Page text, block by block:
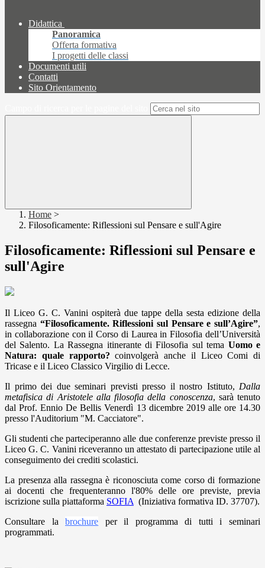
Didattica
Panoramica
Offerta formativa
I progetti delle classi
Documenti utili
Contatti
Sito Orientamento
Home >
Filosoficamente: Riflessioni sul Pensare e sull'Agire
Filosoficamente: Riflessioni sul Pensare e
sull'Agire
Il Liceo G. C. Vanini ospiterà due tappe della sesta edizione della
rassegna “Filosoficamente. Riflessioni sul Pensare e sull’Agire”,
in collaborazione con il Corso di Laurea in Filosofia dell’Università
del Salento. La Rassegna itinerante di Filosofia sul tema Uomo e
Natura: quale rapporto? coinvolgerà anche il Liceo Comi di
Tricase e il Liceo Classico Virgilio di Lecce.
Il primo dei due seminari previsti presso il nostro Istituto, Dalla
metafisica di Aristotele alla filosofia della conoscenza, sarà tenuto
dal Prof. Ennio De Bellis Venerdì 13 dicembre 2019 alle ore 14.30
presso l'Auditorium "M. Cacciatore".
Gli studenti che parteciperanno alle due conferenze previste presso il
Liceo G. C. Vanini riceveranno un attestato di partecipazione utile al
conseguimento dei crediti scolastici.
La presenza alla rassegna è riconosciuta come corso di formazione
ai docenti che frequenteranno l'80% delle ore previste, previa
iscrizione sulla piattaforma SOFIA (Iniziativa formativa ID. 37707).
Consultare labrochure per il programma di tutti i seminari
programmati.